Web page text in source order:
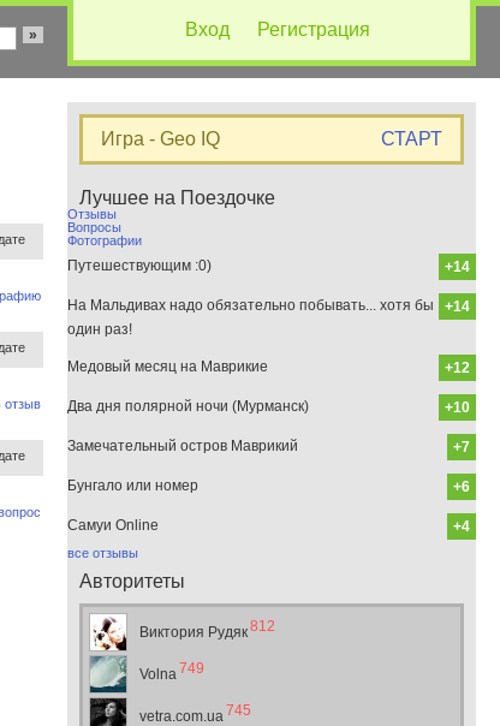
Вход Регистрация
»
дате
дате
отзыв
дате
Игра - Geo IQ СТАРТ
Лучшее на Поездочке
Отзывы
Вопросы
Фотографии
+14
Путешествующим :0)
+14
На Мальдивах надо обязательно побывать... хотя бы
один раз!
+12
Медовый месяц на Маврикие
+10
Два дня полярной ночи (Мурманск)
+7
Замечательный остров Маврикий
+6
Бунгало или номер
+4
Самуи Online
все отзывы
Авторитеты
Виктория Рудяк812
Volna749
vetra.com.ua745